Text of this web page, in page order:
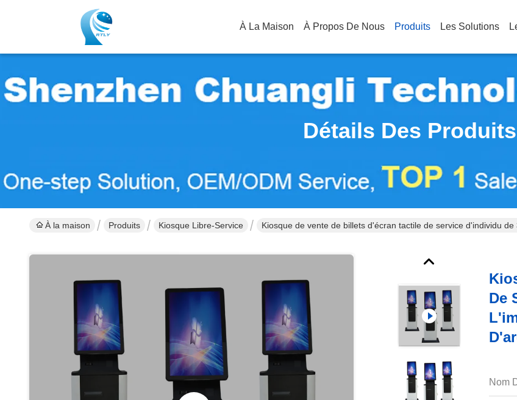
À La Maison À Propos De Nous Produits Les Solutions
Détails Des Produits
À la maison Produits Kiosque Libre-Service Kiosque de vente de billets d'écran tactile de service d'individu
De
Nom